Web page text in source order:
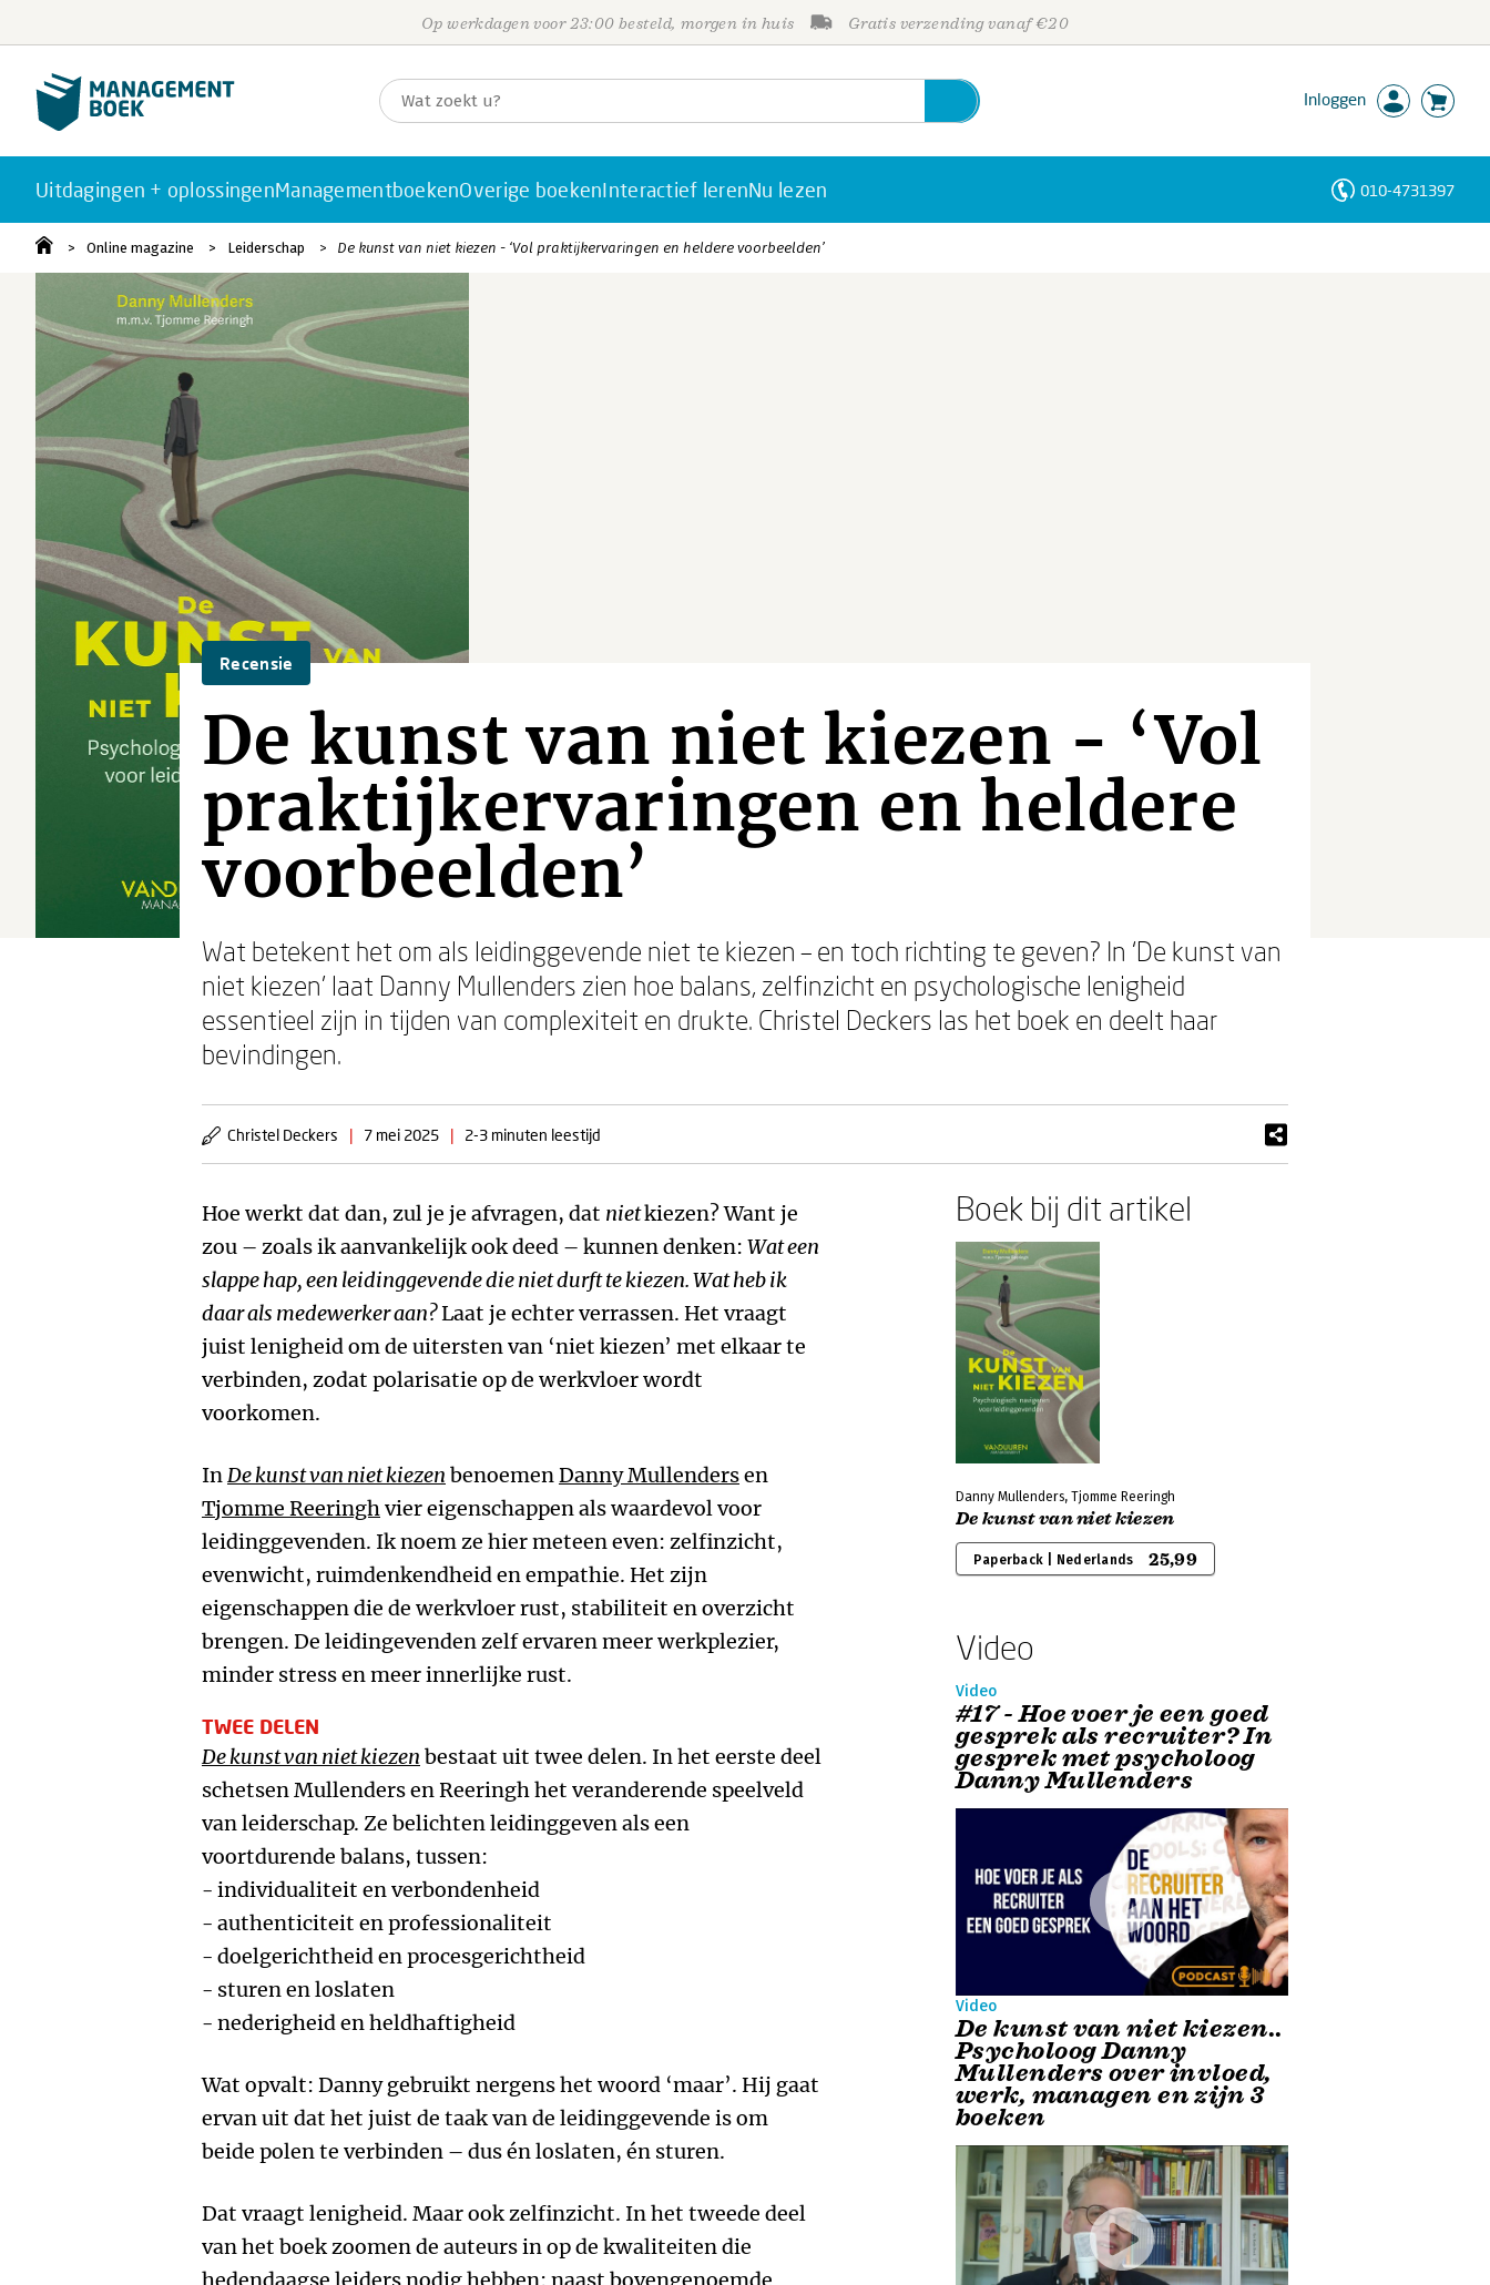
Op werkdagen voor 23:00 besteld, morgen in huis Gratis verzending vanaf €20
Inloggen
Uitdagingen + oplossingenManagementboekenOverige boekenInteractief lerenNu lezen 010-4731397
Online magazine Leiderschap De kunst van niet kiezen - ‘Vol praktijkervaringen en heldere voorbeelden’
Recensie
De kunst van niet kiezen - ‘Vol
praktijkervaringen en heldere
voorbeelden’
Wat betekent het om als leidinggevende niet te kiezen – en toch richting te geven? In ‘De kunst van
niet kiezen’ laat Danny Mullenders zien hoe balans, zelfinzicht en psychologische lenigheid
essentieel zijn in tijden van complexiteit en drukte. Christel Deckers las het boek en deelt haar
bevindingen.
Christel Deckers | 7 mei 2025 | 2-3 minuten leestijd
Hoe werkt dat dan, zul je je afvragen, dat nietkiezen? Want je
zou – zoals ik aanvankelijk ook deed – kunnen denken: Wat een
slappe hap, een leidinggevende die niet durft te kiezen. Wat heb ik
daar als medewerker aan?Laat je echter verrassen. Het vraagt
juist lenigheid om de uitersten van ‘niet kiezen’ met elkaar te
verbinden, zodat polarisatie op de werkvloer wordt
voorkomen.
InDe kunst van niet kiezen benoemenDanny Mullendersen
Tjomme Reeringhvier eigenschappen als waardevol voor
leidinggevenden. Ik noem ze hier meteen even: zelfinzicht,
evenwicht, ruimdenkendheid en empathie. Het zijn
eigenschappen die de werkvloer rust, stabiliteit en overzicht
brengen. De leidingevenden zelf ervaren meer werkplezier,
minder stress en meer innerlijke rust.
TWEE DELEN
De kunst van niet kiezen bestaat uit twee delen. In het eerste deel
schetsen Mullenders en Reeringh het veranderende speelveld
van leiderschap. Ze belichten leidinggeven als een
voortdurende balans, tussen:
- individualiteit en verbondenheid
- authenticiteit en professionaliteit
- doelgerichtheid en procesgerichtheid
- sturen en loslaten
- nederigheid en heldhaftigheid
Wat opvalt: Danny gebruikt nergens het woord ‘maar’. Hij gaat
ervan uit dat het juist de taak van de leidinggevende is om
beide polen te verbinden – dus én loslaten, én sturen.
Dat vraagt lenigheid. Maar ook zelfinzicht. In het tweede deel
van het boek zoomen de auteurs in op de kwaliteiten die
Boek bij dit artikel
Danny Mullenders, Tjomme Reeringh
De kunst van niet kiezen
Paperback | Nederlands 25,99
Video
Video
#17 - Hoe voer je een goed
gesprek als recruiter? In
gesprek met psycholoog
Danny Mullenders
Video
De kunst van niet kiezen..
Psycholoog Danny
Mullenders over invloed,
werk, managen en zijn 3
boeken
Personen